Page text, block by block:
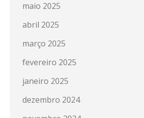
maio 2025
abril 2025
março 2025
fevereiro 2025
janeiro 2025
dezembro 2024